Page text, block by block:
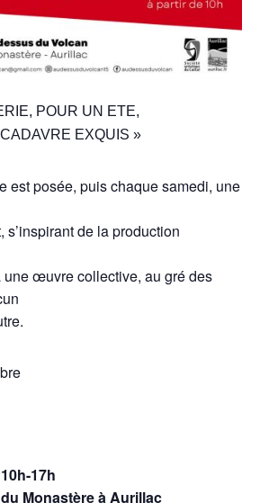
POUR UN ETE,
EXQUIS »
est posée, puis chaque samedi, une
s’inspirant de la production
œuvre collective, au gré des
10h-17h
Monastère à Aurillac